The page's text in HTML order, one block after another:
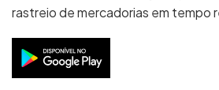
rastreio de mercadorias em tempo